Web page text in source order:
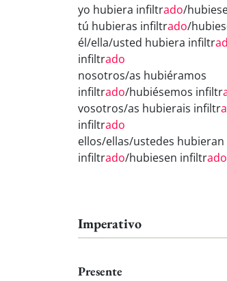
yo hubiera infiltrado/
tú hubieras infiltrado/
él/ella/usted hubiera infiltr
infiltrado
nosotros/as hubiéramos
infiltrado/hubiésemos infiltr
vosotros/as hubierais infiltr
infiltrado
ellos/ellas/ustedes hubieran
infiltrado/hubiesen infiltrado
Imperativo
Presente